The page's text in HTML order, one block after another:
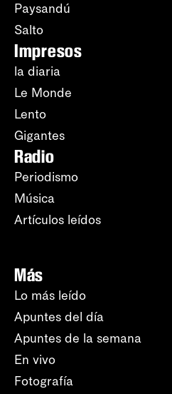
Paysandú
Salto
Impresos
la diaria
Le Monde
Lento
Gigantes
Radio
Periodismo
Música
Artículos leídos
Más
Lo más leído
Apuntes del día
Apuntes de la semana
En vivo
Fotografía